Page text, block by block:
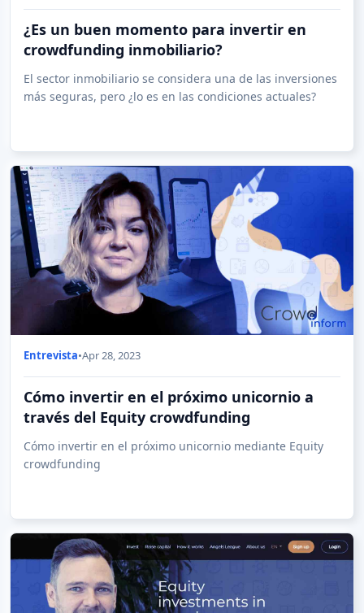
¿Es un buen momento para invertir en
crowdfunding inmobiliario?
El sector inmobiliario se considera una de las inversiones
más seguras, pero ¿lo es en las condiciones actuales?
Entrevista•Apr 28, 2023
Cómo invertir en el próximo unicornio a
través del Equity crowdfunding
Cómo invertir en el próximo unicornio mediante Equity
crowdfunding